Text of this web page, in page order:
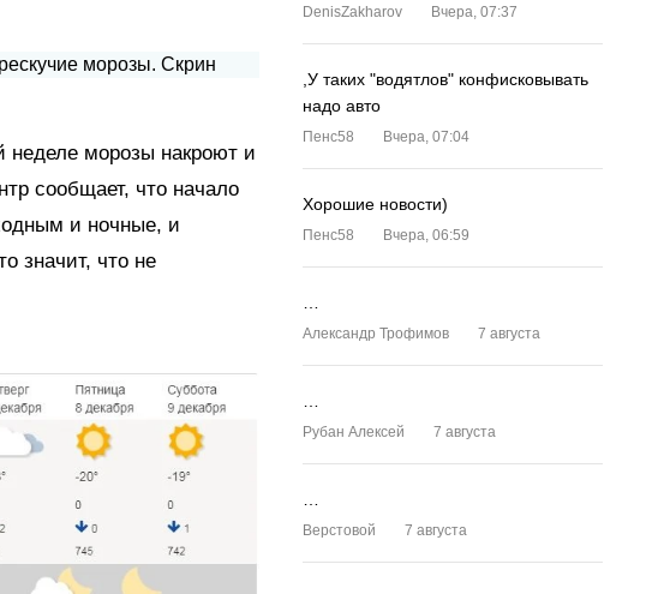
неделе морозы накроют и
сообщает, что начало
и ночные, и
значит, что не
DenisZakharov Вчера, 07:37
,У таких "водятлов" конфисковывать
надо авто
Пенс58 Вчера, 07:04
Хорошие новости)
Пенс58 Вчера, 06:59
Александр Трофимов 7 августа
Рубан Алексей 7 августа
Верстовой 7 августа